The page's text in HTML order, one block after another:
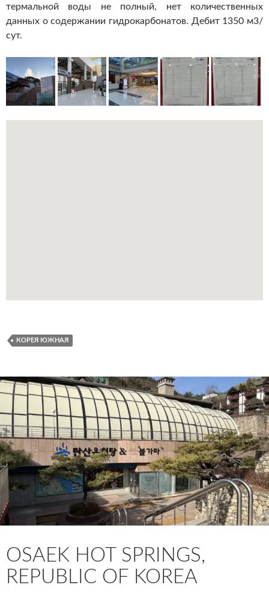
термальной воды не полный, нет количественных
данных о содержании гидрокарбонатов. Дебит 1350 м3/
сут.
КОРЕЯ ЮЖНАЯ
OSAEK HOT SPRINGS,
REPUBLIC OF KOREA